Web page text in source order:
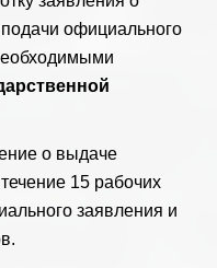
официального
о выдаче
15 рабочих
заявления и